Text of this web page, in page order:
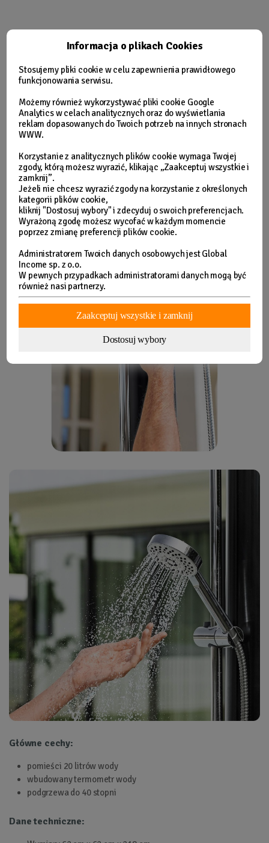
Ruchoma głowica— pozwala na regulację wysokości ✅ może
być trzymana w dłoni!
Kilka różnych trybów
✅ Stabilna podstawazapewnia bezpieczeństwo i
komfort użytkowania.
Dzięki uniwersalnejkonstrukcji możesz zamontować do
różnych powierzchni, albo do dołączonej do zestawu podstawy!
Główne cechy:
pomieści 20 litrów wody
wbudowany termometr wody
podgrzewa do 40 stopni
Dane techniczne:
Informacja o plikach Cookies
Stosujemy pliki cookie w celu zapewnienia prawidłowego
funkcjonowania serwisu.
Możemy również wykorzystywać pliki cookie Google
Analytics w celach analitycznych oraz do wyświetlania
reklam dopasowanych do Twoich potrzeb na innych stronach
WWW.
Korzystanie z analitycznych plików cookie wymaga Twojej
zgody, którą możesz wyrazić, klikając „Zaakceptuj wszystkie i
zamknij”.
Jeżeli nie chcesz wyrazić zgody na korzystanie z określonych
kategorii plików cookie,
kliknij "Dostosuj wybory" i zdecyduj o swoich preferencjach.
Wyrażoną zgodę możesz wycofać w każdym momencie
poprzez zmianę preferencji plików cookie.
Administratorem Twoich danych osobowych jest Global
Income sp. z o.o.
W pewnych przypadkach administratorami danych mogą być
również nasi partnerzy.
Dostosuj wybory
Zaakceptuj wszystkie i zamknij